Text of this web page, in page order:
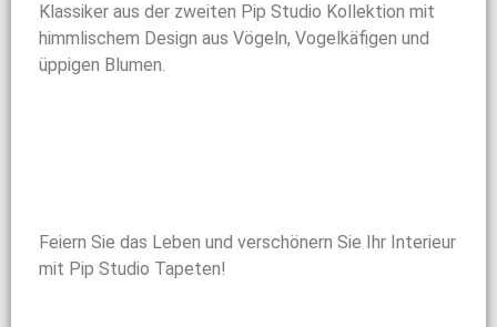
Klassiker aus der zweiten Pip Studio Kollektion mit
himmlischem Design aus Vögeln, Vogelkäfigen und
üppigen Blumen.
Feiern Sie das Leben und verschönern Sie Ihr Interieur
mit Pip Studio Tapeten!